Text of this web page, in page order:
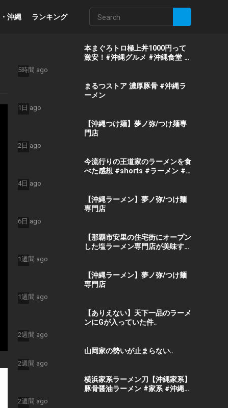
沖縄 ランキング
本まぐろトロ極上丼1000円って
激安！#沖縄グルメ #沖縄食堂 #
5時間 ago
まるつストア 濃厚豚骨 #沖縄ラ
ーメン
1日 ago
【沖縄つけ麺】夢ノ弥/つけ麺専
門店
2日 ago
今流行りの王道家のラーメンを食
べた感想 #shorts #ラーメン #
4日 ago
【沖縄ラーメン】夢ノ弥/つけ麺
専門店
6日 ago
【那覇市安里の住宅街にオープン
した塩ラーメン専門店が美味すぎ
1週間 ago
【沖縄ラーメン】夢ノ弥/つけ麺
専門店
1週間 ago
【ありえない】天下一品のラーメ
ンにGが入っていた件‥
2週間 ago
山岡家の勢いが止まらない‥
2週間 ago
横浜家系ラーメン刀【沖縄家系】
豚骨醤油ラーメン #家系 #沖縄ラ
2週間 ago